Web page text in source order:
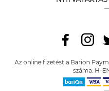
Az online fizetést a Barion
száma: H-